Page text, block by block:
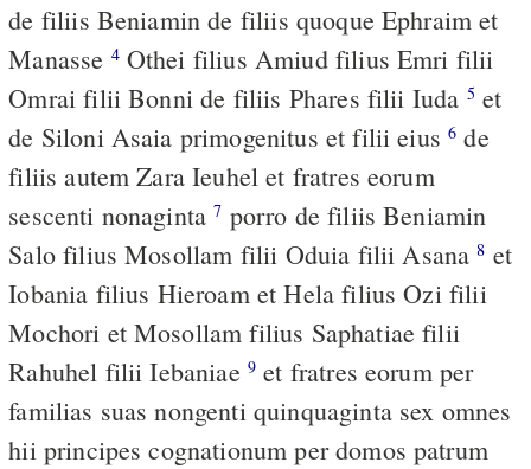
de filiis Beniamin de filiis quoque Ephraim et
Manasse 4Othei filius Amiud filius Emri filii
Omrai filii Bonni de filiis Phares filii Iuda 5
de Siloni Asaia primogenitus et filii eius6 de
filiis autem Zara Ieuhel et fratres eorum
sescenti nonaginta7
Salo filius Mosollam filii Oduia filii Asana8
Iobania filius Hieroam et Hela filius Ozi filii
Mochori et Mosollam filius Saphatiae filii
Rahuhel filii Iebaniae 9 et fratres eorum per
familias suas nongenti quinquaginta sex omnes
hii principes cognationum per domos patrum